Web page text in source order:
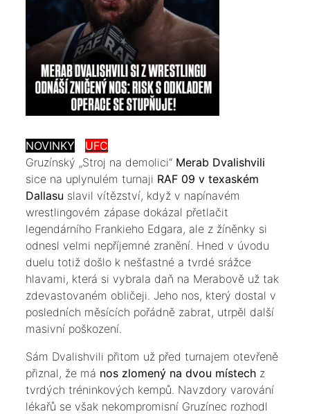
NOVINKY
UFC
​Gruzínský „Stroj na demolici“ Merab Dvalishvili
sice na uplynulém turnaji RAF 09 v texaském
Dallasu slavil vítězství, když v napínavém
wrestlingovém zápase dokázal přetlačit
legendárního Frankieho Edgara, ale z žíněnky si
odnesl velmi nepříjemné zranění. Hned v úvodu
duelu totiž došlo k nešťastné a tvrdé srážce
hlavami, která si vybrala daň na Merabově už tak
zdevastovaném obličeji. Jeho nos, který dostal v
posledních měsících pořádně zabrat, utrpěl další
masivní poškození.
​Sám Dvalishvili přitom už před turnajem otevřeně
přiznal, že má nos zlomený na dvou místech z
tvrdých tréninkových kempů. Navzdory varování
lékařů se však nekompromisní Gruzínec rozhodl